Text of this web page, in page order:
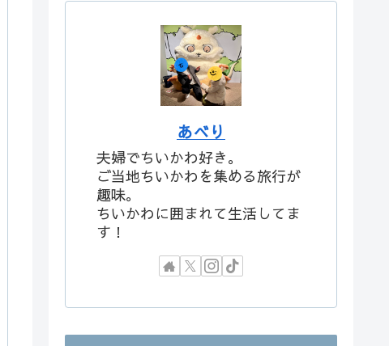
あべり
夫婦でちいかわ好き。
ご当地ちいかわを集める旅行が
趣味。
ちいかわに囲まれて生活してま
す！